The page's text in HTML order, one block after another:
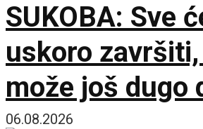
SUKOBA: Sve
uskoro
može još dugo
06.08.2026